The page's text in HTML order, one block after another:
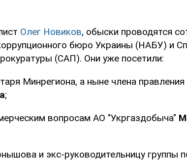
Олег Новиков, обыски проводятся
бюро Украины (НАБУ) и
(САП). Они уже посетили:
Минрегиона, а ныне члена правления
;
вопросам АО "Укргаздобыча"
и экс-руководительницу группы